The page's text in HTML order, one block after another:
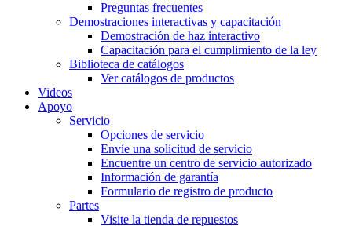
Preguntas frecuentes
Demostraciones interactivas y capacitación
Demostración de haz interactivo
Capacitación para el cumplimiento de la ley
Biblioteca de catálogos
Ver catálogos de productos
Videos
Apoyo
Servicio
Opciones de servicio
Envíe una solicitud de servicio
Encuentre un centro de servicio autorizado
Información de garantía
Formulario de registro de producto
Partes
Visite la tienda de repuestos